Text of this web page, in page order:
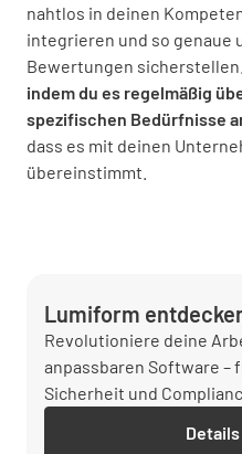
nahtlos in deinen
integrieren und so genaue
Bewertungen sicherstellen.
indem du es regelmäßig
spezifischen Bedürfnisse
dass es mit deinen
übereinstimmt.
Lumiform
Revolutioniere deine
anpassbaren Software –
Sicherheit und